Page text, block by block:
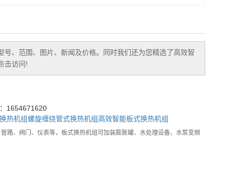
号、范围、图片、新闻及价格。同时我们还为您精选了高效智
击访问!
1654671620
换热机组螺旋缠绕管式换热机组高效智能板式换热机组
路、阀门、仪表等，板式换热机组可加装膨胀罐、水处理设备、水泵变频